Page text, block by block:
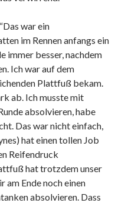
war ein
im Rennen anfangs ein
immer besser, nachdem
Ich war auf dem
Plattfuß bekam.
ab. Ich musste mit
absolvieren, habe
Das war nicht einfach,
hat einen tollen Job
Reifendruck
hat trotzdem unser
am Ende noch einen
absolvieren. Dass